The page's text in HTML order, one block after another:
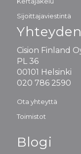
Sijoittajaviestintä
Cision Finland
PL 36
00101 Helsinki
020 786 2590
Ota yhteyttä
Toimistot
Blogi